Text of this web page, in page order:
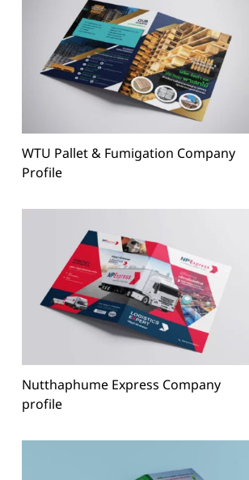
WTU Pallet & Fumigation Company
Profile
Nutthaphume Express Company
profile